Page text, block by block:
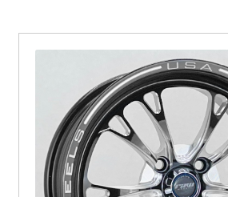
Pneus Letras Brancas